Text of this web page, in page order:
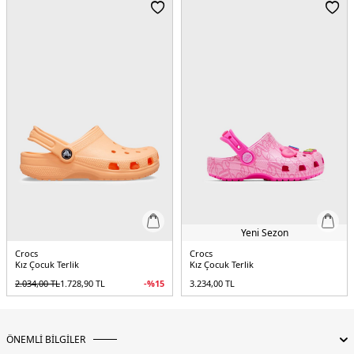
Crocs
Kız Çocuk Terlik
2.034,00TL1.728,90 TL -%15
Yeni Sezon
Crocs
Kız Çocuk Terlik
3.234,00 TL
ÖNEMLİ BİLGİLER